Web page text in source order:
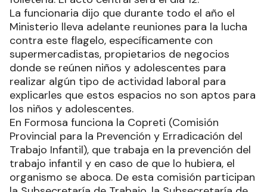
La funcionaria dijo que durante todo el año el
Ministerio lleva adelante reuniones para la lucha
contra este flagelo, específicamente con
supermercadistas, propietarios de negocios
donde se reúnen niños y adolescentes para
realizar algún tipo de actividad laboral para
explicarles que estos espacios no son aptos para
los niños y adolescentes.
En Formosa funciona la Copreti (Comisión
Provincial para la Prevención y Erradicación del
Trabajo Infantil), que trabaja en la prevención del
trabajo infantil y en caso de que lo hubiera, el
organismo se aboca. De esta comisión participan